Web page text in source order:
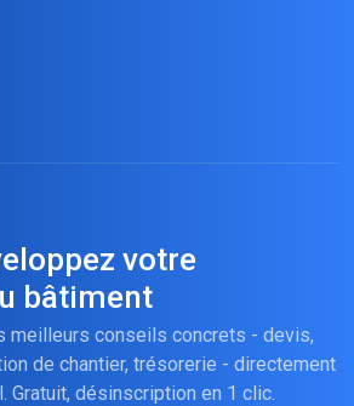
votre
bâtiment
meilleurs conseils concrets - devis,
de chantier, trésorerie - directement
Gratuit, désinscription en 1 clic.